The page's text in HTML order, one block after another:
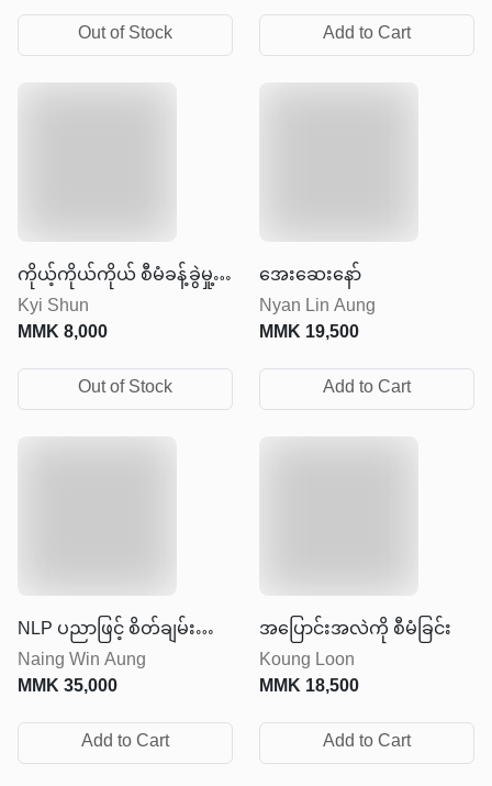
Out of Stock
Add to Cart
ကိုယ့်ကိုယ်ကိုယ် စီမံခန့်ခွဲမှု့
ပညာ
Kyi Shun
MMK8,000
Out of Stock
အေးဆေးနော်
Nyan Lin Aung
MMK19,500
Add to Cart
NLP ပညာဖြင့် စိတ်ချမ်းသာ
ပျော်ရွှင်သော စုံတွဲဆက်ဆံ
ရေး တည်ဆောက်ခြင်း
Naing Win Aung
MMK35,000
Add to Cart
အပြောင်းအလဲကို စီမံခြင်း
Koung Loon
MMK18,500
Add to Cart